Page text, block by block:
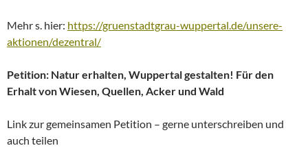
Mehr s. hier: https://gruenstadtgrau-wuppertal.de/unsere-
aktionen/dezentral/
Petition: Natur erhalten, Wuppertal gestalten! Für den
Erhalt von Wiesen, Quellen, Acker und Wald
Link zur gemeinsamen Petition – gerne unterschreiben und
auch teilen